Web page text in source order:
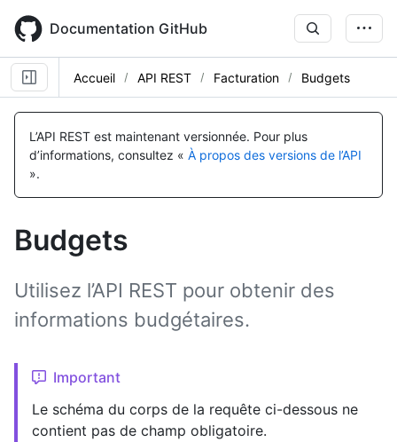
main
content
Documentation GitHub
Accueil API REST Facturation Budgets
L’API REST est maintenant versionnée. Pour plus
d’informations, consultez « À propos des versions de l’API
».
Budgets
Utilisez l’API REST pour obtenir des
informations budgétaires.
Important
Le schéma du corps de la requête ci-dessous ne
contient pas de champ obligatoire.
Nom, Type,
Description
Nom, Type,
Description
Nom, Type,
Description
Nom, Type,
Description
Nom, Type,
Description
Nom, Type,
Description
Nom, Type,
Description
Nom, Type,
Description
Nom, Type,
Description
Nom, Type,
Description
Nom, Type,
Description
Nom, Type,
Description
Nom, Type,
Description
Nom, Type,
Description
Nom, Type,
Description
Nom, Type,
Description